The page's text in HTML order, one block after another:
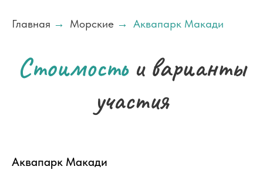
Главная → Морские → Аквапарк Макади
Стоимостьи варианты
участия
Аквапарк Макади